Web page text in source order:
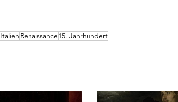
Italien Renaissance 15. Jahrhundert